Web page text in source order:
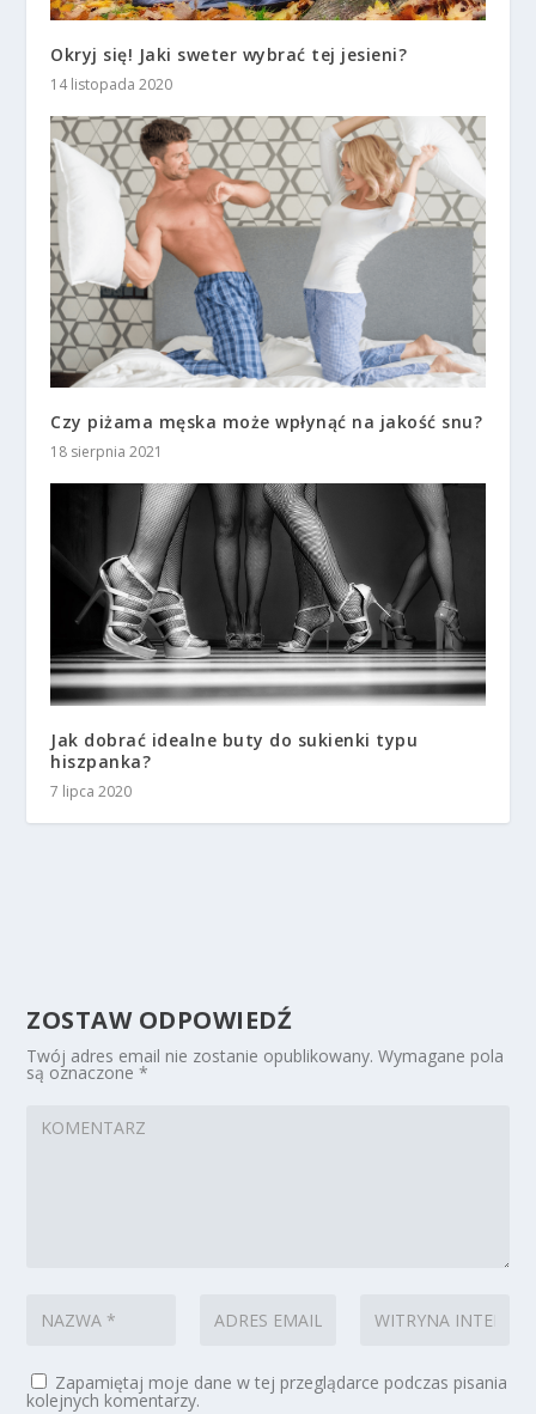
Okryj się! Jaki sweter wybrać tej jesieni?
14 listopada 2020
Czy piżama męska może wpłynąć na jakość snu?
18 sierpnia 2021
Jak dobrać idealne buty do sukienki typu
hiszpanka?
7 lipca 2020
ZOSTAW ODPOWIEDŹ
Twój adres email nie zostanie opublikowany. Wymagane pola
są oznaczone*
Zapamiętaj moje dane w tej przeglądarce podczas pisania
kolejnych komentarzy.